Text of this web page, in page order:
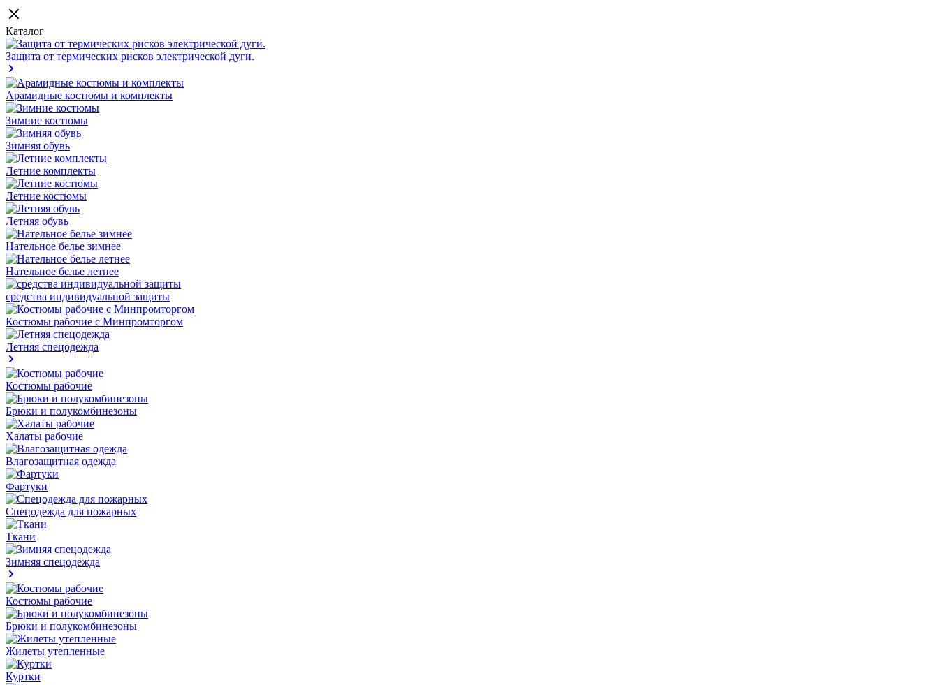
Каталог
Защита от термических рисков электрической дуги.
Арамидные костюмы и комплекты
Зимние костюмы
Зимняя обувь
Летние комплекты
Летние костюмы
Летняя обувь
Нательное белье зимнее
Нательное белье летнее
средства индивидуальной защиты
Костюмы рабочие с Минпромторгом
Летняя спецодежда
Костюмы рабочие
Брюки и полукомбинезоны
Халаты рабочие
Влагозащитная одежда
Фартуки
Спецодежда для пожарных
Ткани
Зимняя спецодежда
Костюмы рабочие
Брюки и полукомбинезоны
Жилеты утепленные
Куртки